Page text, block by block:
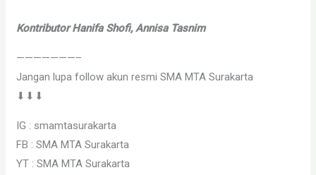
Kontributor Hanifa Shofi, Annisa Tasnim
———————–
Jangan lupa follow akun resmi SMA MTA Surakarta
⬇⬇⬇
IG : smamtasurakarta
FB : SMA MTA Surakarta
YT : SMA MTA Surakarta